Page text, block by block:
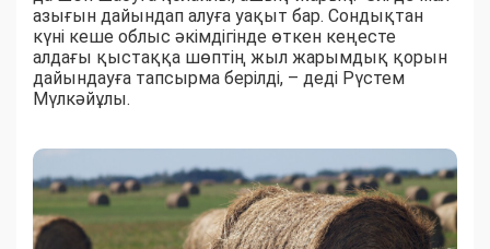
азығын дайындап алуға уақыт бар. Сондықтан
күні кеше облыс әкімдігінде өткен кеңесте
алдағы қыстаққа шөптің жыл жарымдық қорын
дайындауға тапсырма берілді, – деді Рүстем
Мүлкәйұлы.